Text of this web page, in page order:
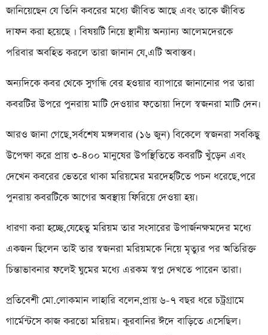
জানিয়েছেন যে তিনি কবরের মধ্যে জীবিত আছে এবং তাকে জীবিত
দাফন করা হয়েছে । বিষয়টি নিয়ে স্থানীয় অন্যান্য আলেমদেরকে
পরিবার অবহিত করলে তারা জানান যে,এটি অবাস্তব।
অন্যদিকে কবর থেকে সুগন্ধি বের হওয়ার ব্যাপারে জানানোর পর তারা
কবরটির উপরে পুনরায় মাটি দেওয়ার ফতোয়া দিলে স্বজনরা মাটি দেন।
আরও জানা গেছে,সর্বশেষ মঙ্গলবার (১৬ জুন) বিকেলে স্বজনরা সবকিছু
উপেক্ষা করে প্রায় ৩-৪০০ মানুষের উপস্থিতিতে কবরটি খুঁড়েন এবং
দেখেন কবরের ভেতরে থাকা মরিয়মের মরদেহটিতে পচন ধরেছে,পরে
পুনরায় কবরটিকে আগের অবস্থায় ফিরিয়ে দেওয়া হয়।
ধারণা করা হচ্ছে,যেহেতু মরিয়ম তার সংসারের উপার্জনক্ষমদের মধ্যে
একজন ছিলেন তাই তার স্বজনরা মরিয়মকে নিয়ে মৃত্যুর পর অতিরিক্ত
চিন্তাভাবনার ফলেই ঘুমের মধ্যে এরকম স্বপ্ন দেখতে পারেন তারা।
প্রতিবেশী মো.লোকমান লাহারি বলেন,প্রায় ৬-৭ বছর ধরে চট্রগ্রামে
গার্মেন্টসে কাজ করতো মরিয়ম। কুরবানির ঈদে বাড়িতে এসেছিল।